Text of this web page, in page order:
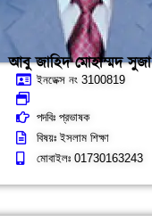
আবু জাহিদ মোহাম্মদ সুজা
ইনডেক্স নং 3100819
পদবিঃ প্রভাষক
বিষয়ঃ ইসলাম শিক্ষা
মোবাইলঃ 01730163243